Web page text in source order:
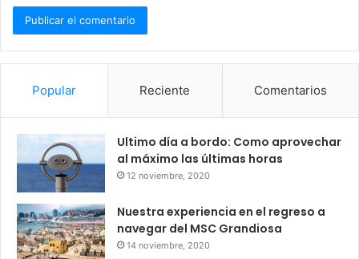
Popular Reciente Comentarios
Ultimo día a bordo: Como aprovechar
al máximo las últimas horas
12 noviembre, 2020
Nuestra experiencia en el regreso a
navegar del MSC Grandiosa
14 noviembre, 2020